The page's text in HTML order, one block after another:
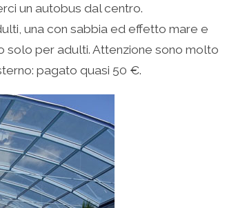
un autobus dal centro.
una con sabbia ed effetto mare e
solo per adulti. Attenzione sono molto
pagato quasi 50 €.